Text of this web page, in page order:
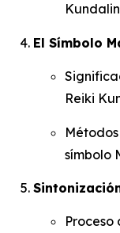
El Símbolo
Reiki
símbolo
Proceso